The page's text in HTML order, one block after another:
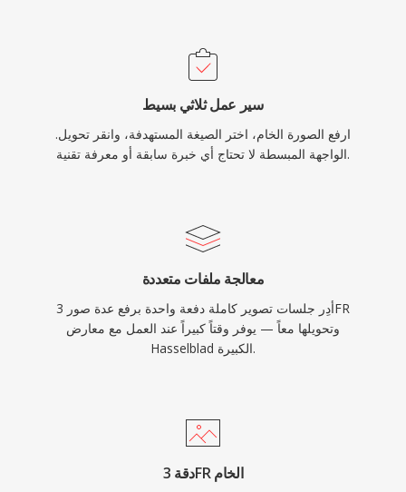
سير عمل ثلاثي بسيط
ارفع الصورة الخام، اختر الصيغة المستهدفة، وانقر تحويل.
الواجهة المبسطة لا تحتاج أي خبرة سابقة أو معرفة تقنية.
معالجة ملفات متعددة
أدِر جلسات تصوير كاملة دفعة واحدة برفع عدة صور 3FR
وتحويلها معاً — يوفر وقتاً كبيراً عند العمل مع معارض
Hasselblad الكبيرة.
دقة 3FR الخام